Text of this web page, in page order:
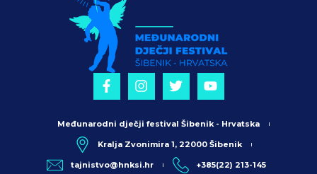
Međunarodni dječji festival Šibenik - Hrvatska
Kralja Zvonimira 1, 22000 Šibenik
tajnistvo@hnksi.hr +385(22) 213-145